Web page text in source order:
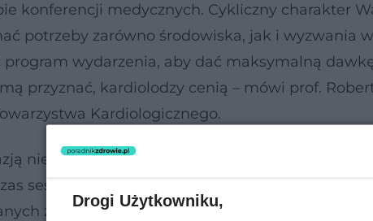
konferencji medycznych. Cykliczny charakter
potrzeby zarówno środowiska, jak i wyzwania
wydarzenia, aby dać maksymalną
przyznać, kardiolodzy cenią – mówi prof.
Kardiologicznego.
nie tylko do teoretycznej dyskusji, ale także do
sesji WARSAW CHIP i Warsaw CTO.
zabiegów przeprowadzanych przez
Drogi Użytkowniku,